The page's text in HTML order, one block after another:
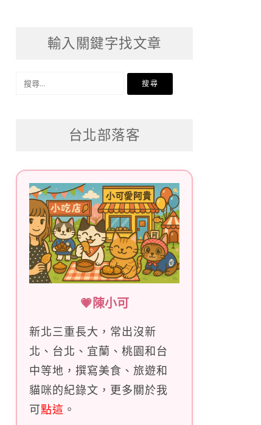
輸入關鍵字找文章
搜
台北部落客
💗陳小可
新北三重長大，常出沒新
北、台北、宜蘭、桃園和台
中等地，撰寫美食、旅遊和
貓咪的紀錄文，更多關於我
可點這 。